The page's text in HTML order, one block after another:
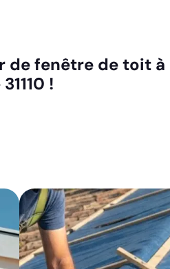
de fenêtre de toit à
!